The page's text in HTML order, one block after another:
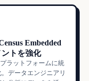
Embedded
トを強化
プラットフォームに統
データエンジニアリ